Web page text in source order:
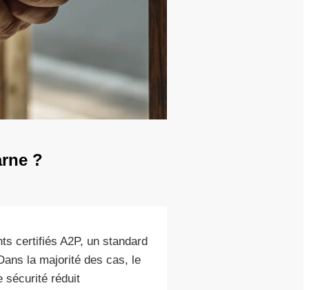
?
certifiés A2P, un standard
la majorité des cas, le
sécurité réduit